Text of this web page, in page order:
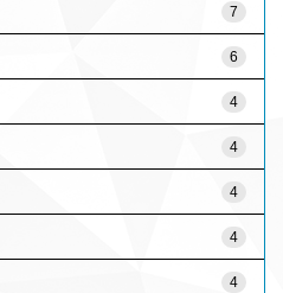
7
6
4
4
4
4
4